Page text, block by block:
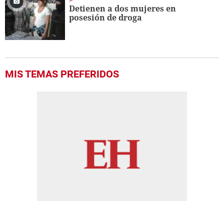
Detienen a dos mujeres en
posesión de droga
MIS TEMAS PREFERIDOS